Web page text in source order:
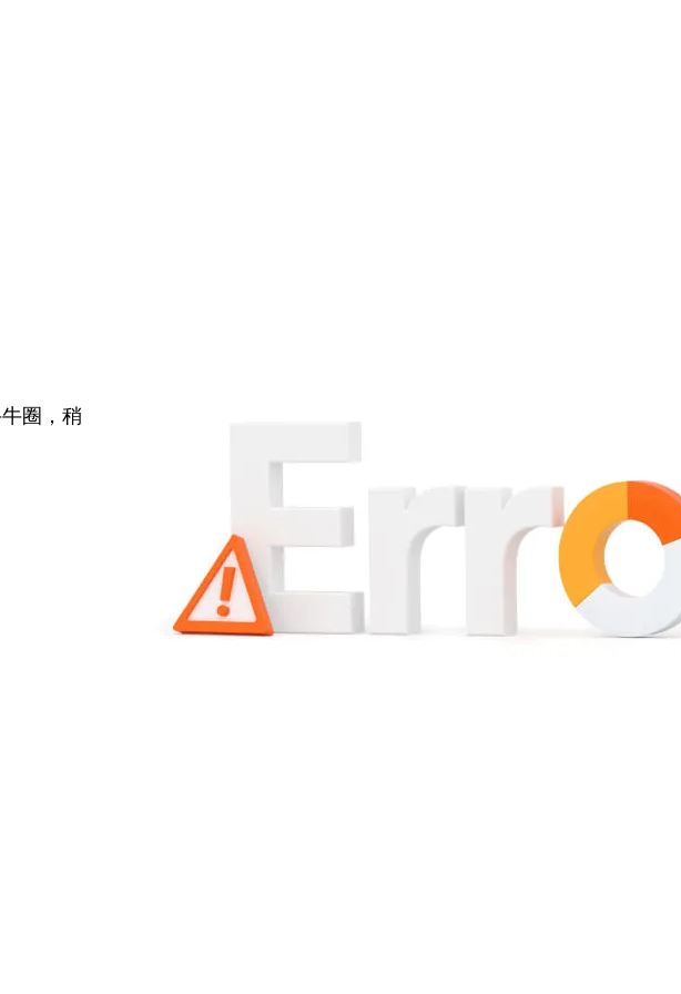
圈，稍